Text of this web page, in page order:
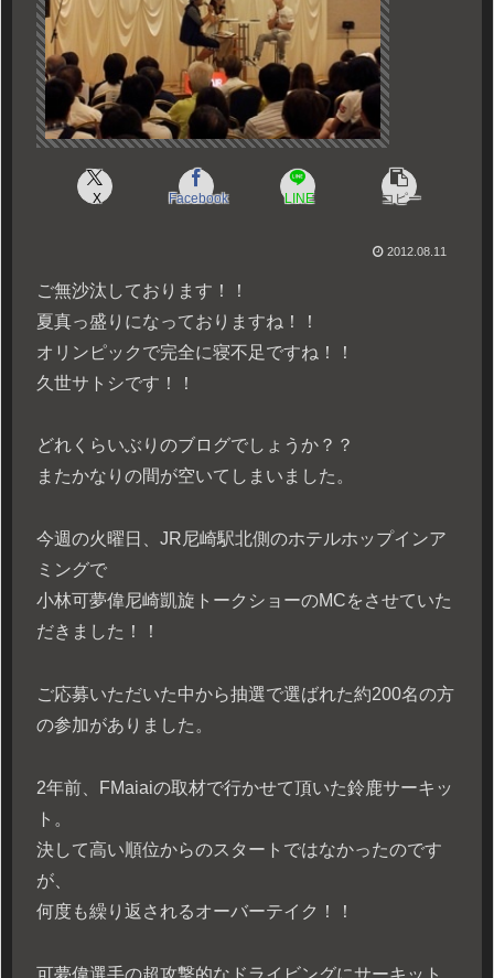
X Facebook LINE コピー
2012.08.11
ご無沙汰しております！！
夏真っ盛りになっておりますね！！
オリンピックで完全に寝不足ですね！！
久世サトシです！！
どれくらいぶりのブログでしょうか？？
またかなりの間が空いてしまいました。
今週の火曜日、JR尼崎駅北側のホテルホップインア
ミングで
小林可夢偉尼崎凱旋トークショーのMCをさせていた
だきました！！
ご応募いただいた中から抽選で選ばれた約200名の方
の参加がありました。
2年前、FMaiaiの取材で行かせて頂いた鈴鹿サーキッ
ト。
決して高い順位からのスタートではなかったのです
が、
何度も繰り返されるオーバーテイク！！
可夢偉選手の超攻撃的なドライビングにサーキット